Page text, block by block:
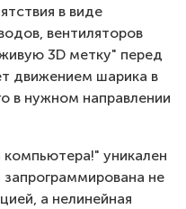
в виде
вентиляторов
3D метку" перед
движением шарика в
в нужном направлении
уникален
не
а нелинейная